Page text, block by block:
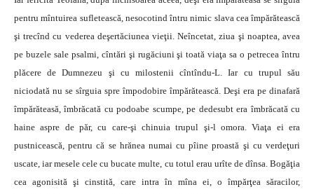
pentru mîntuirea sufletească, nesocotind întru nimic slava cea împărătească
şi trecînd cu vederea deşertăciunea vieţii. Neîncetat, ziua şi noaptea, avea
pe buzele sale psalmi, cîntări şi rugăciuni şi toată viaţa sa o petrecea întru
plăcere de Dumnezeu şi cu milostenii cîntîndu-L. Iar cu trupul său
niciodată nu se sîrguia spre împodobire împărătească. Deşi era pe dinafară
împărăteasă, îmbrăcată cu podoabe scumpe, pe dedesubt era îmbrăcată cu
haine aspre de păr, cu care-şi chinuia trupul şi-l omora. Viaţa ei era
pustnicească, pentru că se hrănea numai cu pîine proastă şi cu verdeţuri
uscate, iar mesele cele cu bucate multe, cu totul erau urîte de dînsa. Bogăţia
cea agonisită şi cinstită, care intra în mîna ei, o împărţea săracilor,